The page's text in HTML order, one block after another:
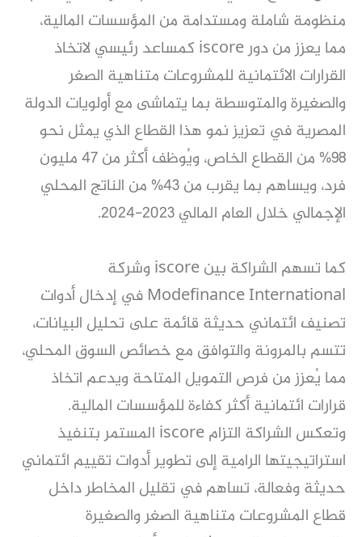
منظومة شاملة ومستدامة من المؤسسات المالية،
مما يعزز من دور iscore كمساعد رئيسي لاتخاذ
القرارات الائتمانية للمشروعات متناهية الصغر
والصغيرة والمتوسطة بما يتماشى مع أولويات الدولة
المصرية في تعزيز نمو هذا القطاع الذي يمثل نحو
98% من القطاع الخاص، ويُوظف أكثر من 47 مليون
فرد، ويساهم بما يقرب من 43% من الناتج المحلي
الإجمالي خلال العام المالي 2023-2024.
كما تسهم الشراكة بين iscore وشركة
Modefinance International في إدخال أدوات
تصنيف ائتماني حديثة قائمة على تحليل البيانات،
تتسم بالمرونة والتوافق مع خصائص السوق المحلي،
مما يُعزز من فرص التمويل المتاحة ويدعم اتخاذ
قرارات ائتمانية أكثر كفاءة للمؤسسات المالية.
وتعكس الشراكة التزام iscore المستمر بتنفيذ
استراتيجيتها الرامية إلى تطوير أدوات تقييم ائتماني
حديثة وفعالة، تساهم في تقليل المخاطر داخل
قطاع المشروعات متناهية الصغر والصغيرة